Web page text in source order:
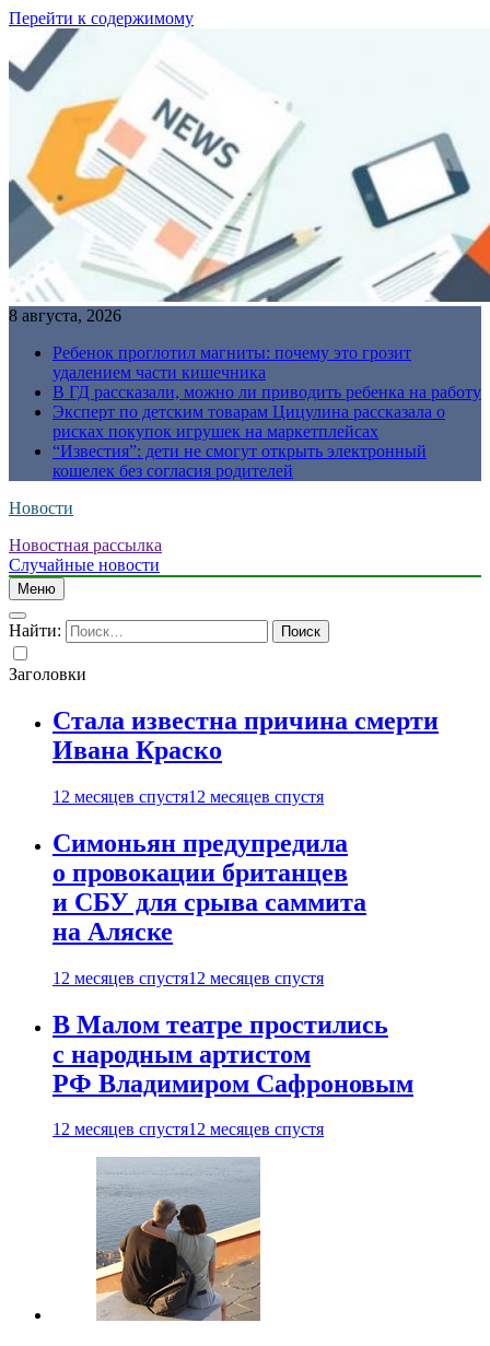
Перейти к содержимому
8 августа, 2026
Ребенок проглотил магниты: почему это грозит
удалением части кишечника
В ГД рассказали, можно ли приводить ребенка на работу
Эксперт по детским товарам Цицулина рассказала о
рисках покупок игрушек на маркетплейсах
“Известия”: дети не смогут открыть электронный
кошелек без согласия родителей
Новости
Новостная рассылка
Случайные новости
Меню
Найти:
Заголовки
Стала известна причина смерти
Ивана Краско
12 месяцев спустя12 месяцев спустя
Симоньян предупредила
о провокации британцев
и СБУ для срыва саммита
на Аляске
12 месяцев спустя12 месяцев спустя
В Малом театре простились
с народным артистом
РФ Владимиром Сафроновым
12 месяцев спустя12 месяцев спустя